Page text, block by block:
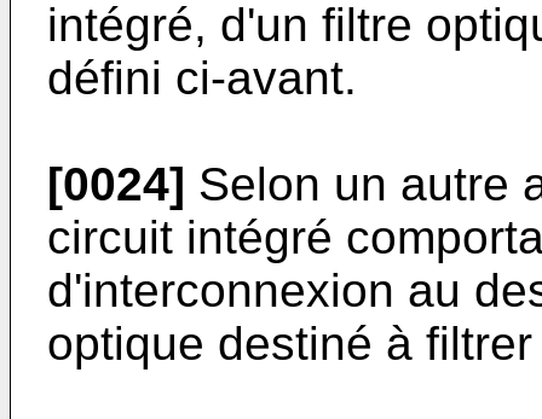
intégré, d'un filtre
défini ci-avant.
[0024] Selon un autre
circuit intégré
d'interconnexion au
optique destiné à